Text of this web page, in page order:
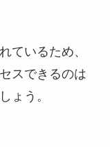
ているため、
スできるのは
ょう。